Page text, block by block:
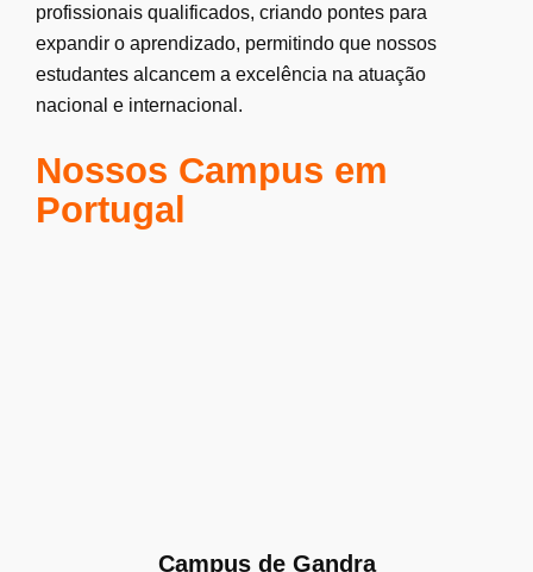
profissionais qualificados, criando pontes para
expandir o aprendizado, permitindo que nossos
estudantes alcancem a excelência na atuação
nacional e internacional.
Nossos Campus em
Portugal
Campus de Gandra